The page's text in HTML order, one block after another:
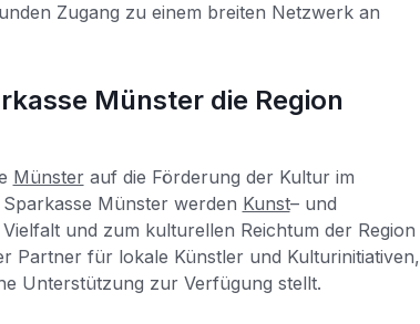
Zugang zu einem breiten Netzwerk an
Münster die Region
Münsterauf die Förderung der Kultur im
Münster werden Kunst– und
und zum kulturellen Reichtum der Region
Partner für lokale Künstler und Kulturinitiativen,
Unterstützung zur Verfügung stellt.